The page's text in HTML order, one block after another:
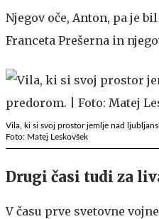
Njegov oče, Anton, pa je
Franceta Prešerna in
Vila, ki si svoj prostor jemlje nad
Foto: Matej Leskovšek
Drugi časi tudi za
V času prve svetovne